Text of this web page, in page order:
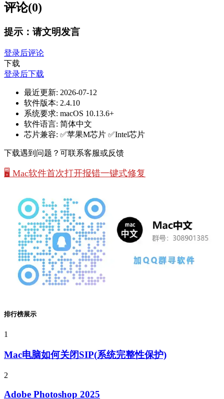
评论(0)
提示：请文明发言
登录后评论
下载
登录后下载
最近更新: 2026-07-12
软件版本: 2.4.10
系统要求: macOS 10.13.6+
软件语言: 简体中文
芯片兼容: ✅苹果M芯片 ✅Intel芯片
下载遇到问题？可联系客服或反馈
🖥️ Mac软件首次打开报错一键式修复
排行榜展示
1
Mac电脑如何关闭SIP(系统完整性保护)
2
Adobe Photoshop 2025